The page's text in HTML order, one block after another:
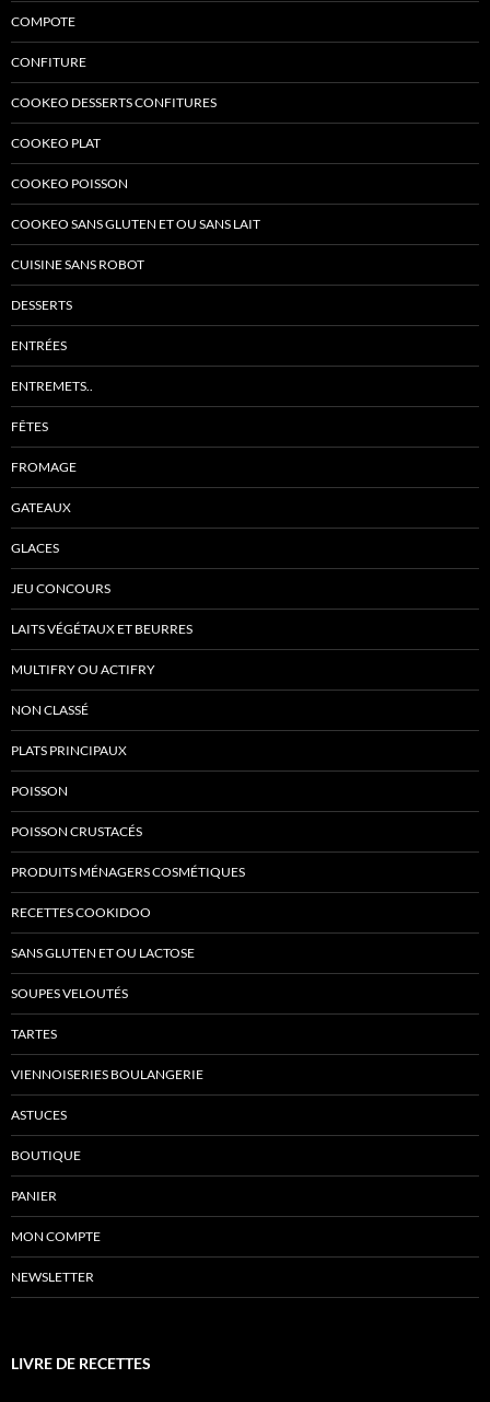
COMPOTE
CONFITURE
COOKEO DESSERTS CONFITURES
COOKEO PLAT
COOKEO POISSON
COOKEO SANS GLUTEN ET OU SANS LAIT
CUISINE SANS ROBOT
DESSERTS
ENTRÉES
ENTREMETS..
FÊTES
FROMAGE
GATEAUX
GLACES
JEU CONCOURS
LAITS VÉGÉTAUX ET BEURRES
MULTIFRY OU ACTIFRY
NON CLASSÉ
PLATS PRINCIPAUX
POISSON
POISSON CRUSTACÉS
PRODUITS MÉNAGERS COSMÉTIQUES
RECETTES COOKIDOO
SANS GLUTEN ET OU LACTOSE
SOUPES VELOUTÉS
TARTES
VIENNOISERIES BOULANGERIE
ASTUCES
BOUTIQUE
PANIER
MON COMPTE
NEWSLETTER
LIVRE DE RECETTES